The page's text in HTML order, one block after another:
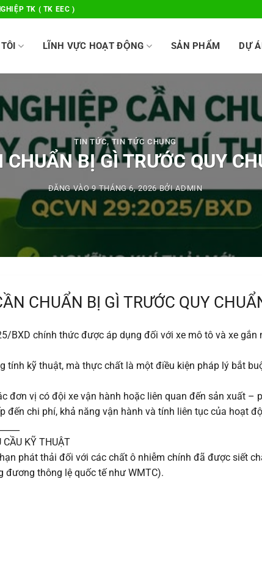
TK ( TK EEC )
LĨNH VỰC HOẠT ĐỘNG SẢN PHẨM DỰ
TIN TỨC,TIN TỨC CHUNG
CHUẨN BỊ GÌ TRƯỚC QUY
ĐĂNG VÀO9 THÁNG 6, 2026 BỞIADMIN
CHUẨN BỊ GÌ TRƯỚC QUY
BXD chính thức được áp dụng đối với xe mô tô và xe gắn
tính kỹ thuật, mà thực chất là một điều kiện pháp lý bắt
đơn vị có đội xe vận hành hoặc liên quan đến sản xuất –
đến chi phí, khả năng vận hành và tính liên tục của hoạt
KỸ THUẬT
phát thải đối với các chất ô nhiễm chính đã được siết
thông lệ quốc tế như WMTC).